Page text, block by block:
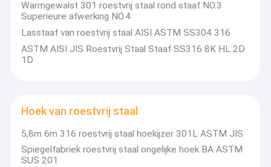
Warmgewalst 301 roestvrij staal rond staaf NO.3
Superieure afwerking NO.4
Lasstaaf van roestvrij staal AISI ASTM SS304 316
ASTM AISI JIS Roestvrij Staal Staaf SS316 8K HL 2D
1D
Hoek van roestvrij staal
5,8m 6m 316 roestvrij staal hoekijzer 301L ASTM JIS
Spiegelfabriek roestvrij staal ongelijke hoek BA ASTM
SUS 201